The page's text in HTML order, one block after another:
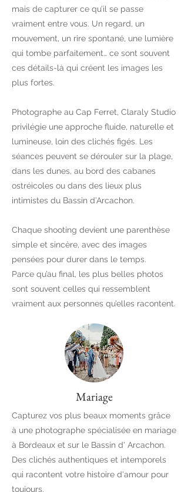
mais de capturer ce qu’il se passe
vraiment entre vous. Un regard, un
mouvement, un rire spontané, une lumière
qui tombe parfaitement… ce sont souvent
ces détails-là qui créent les images les
plus fortes.
Photographe au Cap Ferret, Claraly Studio
privilégie une approche fluide, naturelle et
lumineuse, loin des clichés figés. Les
séances peuvent se dérouler sur la plage,
dans les dunes, au bord des cabanes
ostréicoles ou dans des lieux plus
intimistes du Bassin d’Arcachon.
Chaque shooting devient une parenthèse
simple et sincère, avec des images
pensées pour durer dans le temps.
Parce qu’au final, les plus belles photos
sont souvent celles qui ressemblent
vraiment aux personnes qu’elles racontent.
Mariage
Capturez vos plus beaux moments grâce
à une photographe spécialisée en mariage
à Bordeaux et sur le Bassin d' Arcachon.
Des clichés authentiques et intemporels
qui racontent votre histoire d'amour pour
toujours.